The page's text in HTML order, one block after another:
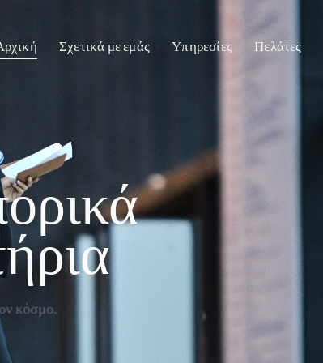
Σχετικά με εμάς Υπηρεσίες Πελάτες
στον κόσμο.